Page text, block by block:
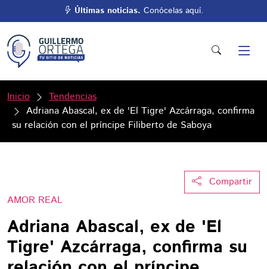
Últimas noticias. Conócelas aquí.
Inicio
Tendencias
Adriana Abascal, ex de 'El Tigre' Azcárraga, confirma
su relación con el príncipe Filiberto de Saboya
Compartir
AMOR REAL
Adriana Abascal, ex de 'El
Tigre' Azcárraga, confirma su